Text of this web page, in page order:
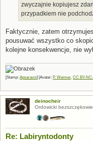
zwyczajnie kopiujesz
przypadkiem nie
Faktycznie, zatem
pousuwać wszystko co
kolejne konsekwencje, nie
[Stamp: Apsaravis] [Avatar: P. Weimer CC BY-
deinocheir
Ordowicki
Re: Labiryntodonty